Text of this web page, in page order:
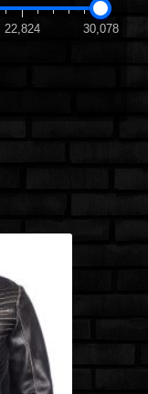
22,824 30,078